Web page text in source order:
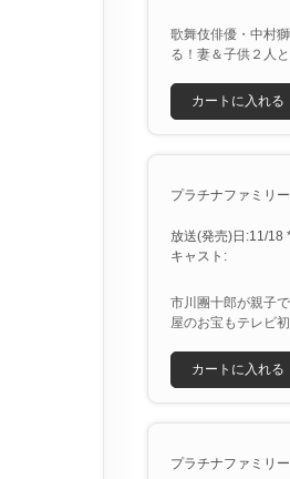
歌舞伎俳優・中村
る！妻＆子供２人
カートに入れる
プラチナファミリ
放送(発売)日:11/18
キャスト:
市川團十郎が親子
屋のお宝もテレビ
カートに入れる
プラチナファミリ